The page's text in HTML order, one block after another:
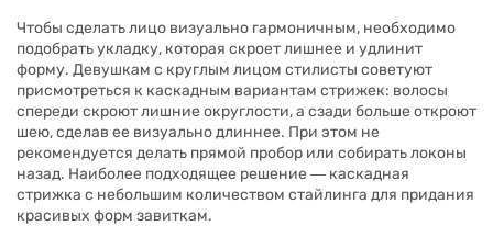
Чтобы сделать лицо визуально гармоничным, необходимо
подобрать укладку, которая скроет лишнее и удлинит
форму. Девушкам с круглым лицом стилисты советуют
присмотреться к каскадным вариантам стрижек: волосы
спереди скроют лишние округлости, а сзади больше откроют
шею, сделав ее визуально длиннее. При этом не
рекомендуется делать прямой пробор или собирать локоны
назад. Наиболее подходящее решение ― каскадная
стрижка с небольшим количеством стайлинга для придания
красивых форм завиткам.